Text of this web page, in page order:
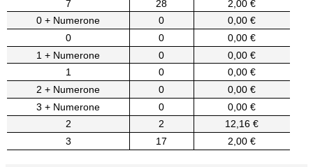
7
28
2,00 €
0 + Numerone
0
0,00 €
0
0
0,00 €
1 + Numerone
0
0,00 €
1
0
0,00 €
2 + Numerone
0
0,00 €
3 + Numerone
0
0,00 €
2
2
12,16 €
3
17 2,00 €